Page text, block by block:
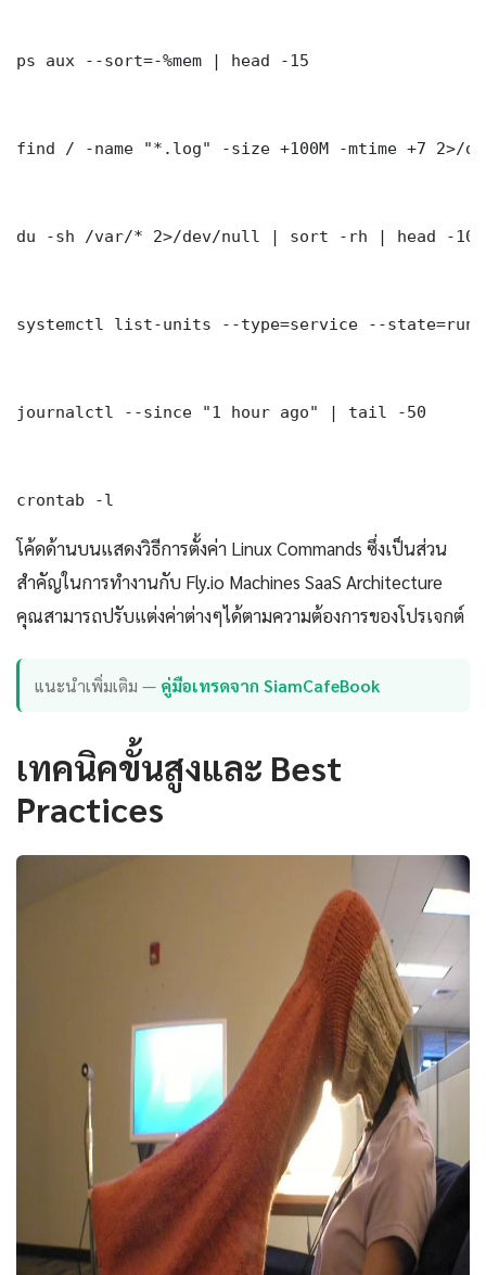
ps aux --sort=-%mem | head -15
find / -name "*.log" -size +100M -mtime +7 2>/
du -sh /var/* 2>/dev/null | sort -rh | head -10
systemctl list-units --type=service --
journalctl --since "1 hour ago" | tail -50
crontab -l
โค้ดด้านบนแสดงวิธีการตั้งค่า Linux Commands ซึ่งเป็นส่วน
สำคัญในการทำงานกับ Fly.io Machines SaaS Architecture
คุณสามารถปรับแต่งค่าต่างๆได้ตามความต้องการของโปรเจกต์
แนะนำเพิ่มเติม — คู่มือเทรดจาก SiamCafeBook
เทคนิคขั้นสูงและ Best
Practices